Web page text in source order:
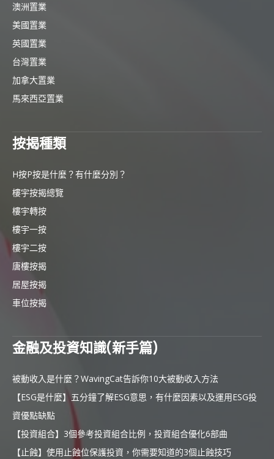
澳洲置業
美國置業
英國置業
台灣置業
加拿大置業
馬來西亞置業
按揭種類
H按P按是什麼？有什麼分別？
樓宇按揭總覽
樓宇轉按
樓宇一按
樓宇二按
唐樓按揭
居屋按揭
車位按揭
金融及投資知識(新手篇)
被動收入是什麼？WavingCat告訴你10大被動收入方法
【ESG是什麼】五分鐘了解ESG意思，有什麼因素以及運用ESG投
資優點缺點
【投資組合】3個參考投資組合比例，投資組合優化6部曲
【止蝕】使用止蝕位保護投資，你需要知道的3個止蝕技巧